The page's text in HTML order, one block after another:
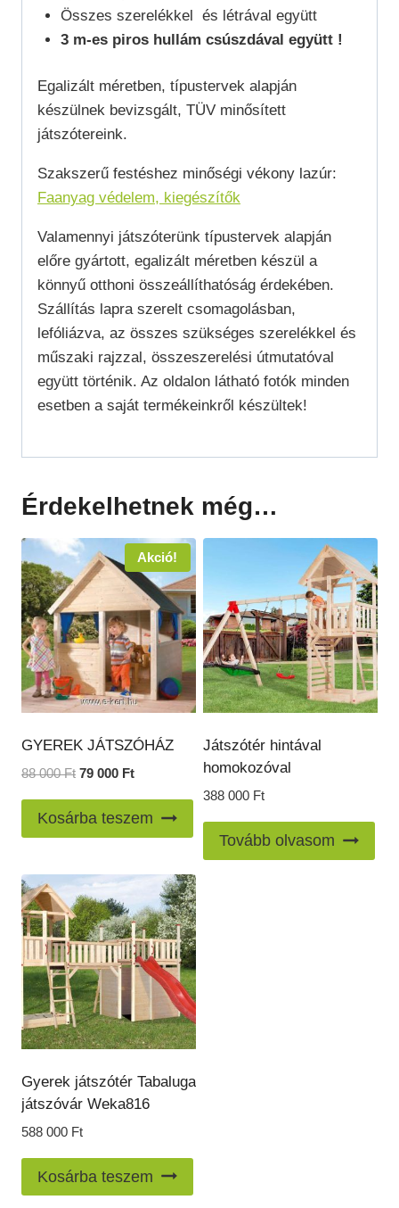
Összes szerelékkel és létrával együtt
3 m-es piros hullám csúszdával együtt !
Egalizált méretben, típustervek alapján
készülnek bevizsgált, TÜV minősített
játszótereink.
Szakszerű festéshez minőségi vékony lazúr:
Faanyag védelem, kiegészítők
Valamennyi játszóterünk típustervek alapján
előre gyártott, egalizált méretben készül a
könnyű otthoni összeállíthatóság érdekében.
Szállítás lapra szerelt csomagolásban,
lefóliázva, az összes szükséges szerelékkel és
műszaki rajzzal, összeszerelési útmutatóval
együtt történik. Az oldalon látható fotók minden
esetben a saját termékeinkről készültek!
Érdekelhetnek még…
Akció!
GYEREK JÁTSZÓHÁZ
88 000Ft Original
was:
88
79 000 FtCurrent
is:
79
Kosárba teszem
Játszótér hintával
homokozóval
388 000 Ft
Tovább olvasom
Gyerek játszótér Tabaluga
játszóvár Weka816
588 000 Ft
Kosárba teszem